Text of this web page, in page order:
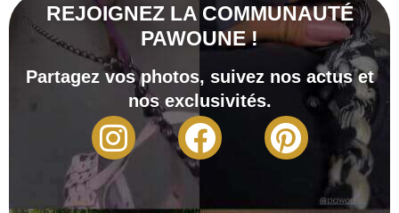
REJOIGNEZ LA COMMUNAUTÉ
PAWOUNE !
Partagez vos photos, suivez nos actus et
nos exclusivités.